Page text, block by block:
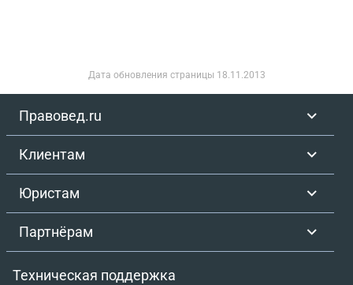
Дата обновления страницы 18.11.2013
Правовед.ru
Клиентам
Юристам
Партнёрам
Техническая поддержка